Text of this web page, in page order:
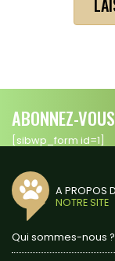
ABONNEZ-
[sibwp_form id=1]
A PROPOS
NOTRE SITE
Qui sommes-nous ?